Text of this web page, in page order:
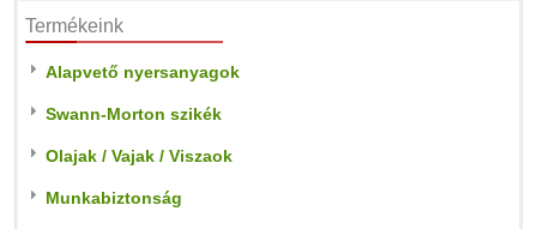
Termékeink
Alapvető nyersanyagok
Swann-Morton szikék
Olajak / Vajak / Viszaok
Munkabiztonság